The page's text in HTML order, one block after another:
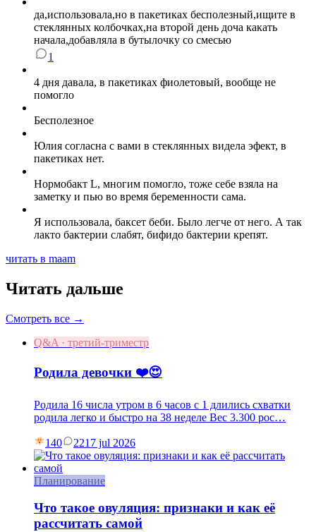
да,использовала,но в пакетиках бесполезный,ищите в
стеклянных колбочках,на второй день доча какать
начала,добавляла в бутылочку со смесью
1
4 дня давала, в пакетиках фиолетовый, вообще не
помогло
Бесполезное
Юлия согласна с вами в стеклянных видела эфект, в
пакетиках нет.
Нормобакт L, многим помогло, тоже себе взяла на
заметку и пью во время беременности сама.
Я использовала, баксет беби. Было легче от него. А так
лакто бактерии слабят, бифидо бактерии крепят.
читать в maam
Читать дальше
Смотреть все →
Q&A · третий-триместр
Родила девочки ❤️😍
Родила 16 числа утром в 6 часов с 1 длились схватки
родила легко и быстро на 38 неделе Вес 3.300 рос…
140 2217 jul 2026
Планирование
Что такое овуляция: признаки и как её
рассчитать самой